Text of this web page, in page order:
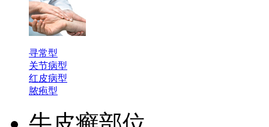
寻常型
关节病型
红皮病型
脓疱型